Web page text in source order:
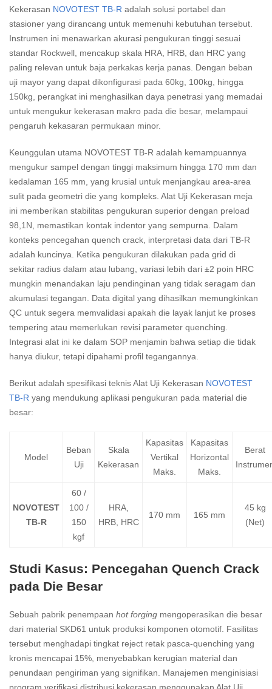
Kekerasan NOVOTEST TB-R adalah solusi portabel dan
stasioner yang dirancang untuk memenuhi kebutuhan tersebut.
Instrumen ini menawarkan akurasi pengukuran tinggi sesuai
standar Rockwell, mencakup skala HRA, HRB, dan HRC yang
paling relevan untuk baja perkakas kerja panas. Dengan beban
uji mayor yang dapat dikonfigurasi pada 60kg, 100kg, hingga
150kg, perangkat ini menghasilkan daya penetrasi yang memadai
untuk mengukur kekerasan makro pada die besar, melampaui
pengaruh kekasaran permukaan minor.
Keunggulan utama NOVOTEST TB-R adalah kemampuannya
mengukur sampel dengan tinggi maksimum hingga 170 mm dan
kedalaman 165 mm, yang krusial untuk menjangkau area-area
sulit pada geometri die yang kompleks. Alat Uji Kekerasan meja
ini memberikan stabilitas pengukuran superior dengan preload
98,1N, memastikan kontak indentor yang sempurna. Dalam
konteks pencegahan quench crack, interpretasi data dari TB-R
adalah kuncinya. Ketika pengukuran dilakukan pada grid di
sekitar radius dalam atau lubang, variasi lebih dari ±2 poin HRC
mungkin menandakan laju pendinginan yang tidak seragam dan
akumulasi tegangan. Data digital yang dihasilkan memungkinkan
QC untuk segera memvalidasi apakah die layak lanjut ke proses
tempering atau memerlukan revisi parameter quenching.
Integrasi alat ini ke dalam SOP menjamin bahwa setiap die tidak
hanya diukur, tetapi dipahami profil tegangannya.
Berikut adalah spesifikasi teknis Alat Uji Kekerasan NOVOTEST
TB-R yang mendukung aplikasi pengukuran pada material die
besar:
Model
Beban
Uji
Skala
Kekerasan
Kapasitas
Vertikal
Maks.
Kapasitas
Horizontal
Maks.
Berat
NOVOTEST
TB-R
60 /
100 /
150
kgf
HRA,
HRB, HRC
170 mm 165 mm
45 kg
(Net)
Studi Kasus: Pencegahan Quench Crack
pada Die Besar
Sebuah pabrik penempaan hot forging mengoperasikan die besar
dari material SKD61 untuk produksi komponen otomotif. Fasilitas
tersebut menghadapi tingkat reject retak pasca-quenching yang
kronis mencapai 15%, menyebabkan kerugian material dan
penundaan pengiriman yang signifikan. Manajemen menginisiasi
program verifikasi distribusi kekerasan menggunakan Alat Uji